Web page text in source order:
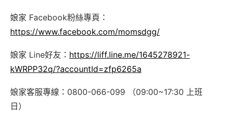
娘家 Facebook粉絲專頁：
https://www.facebook.com/momsdgg/
娘家 Line好友： https://liff.line.me/1645278921-
kWRPP32q/?accountId=zfp6265a
娘家客服專線：0800-066-099 （09:00~17:30 上班
日）